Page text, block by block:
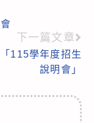
下一篇文章
115學年度招生
說明會」